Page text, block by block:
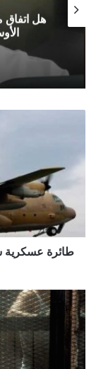
هل
تنقل
رفيعة
حكومة
هادي
إلىطائرة عسكرية
جرس
إنذار
بعد
وفاة
30